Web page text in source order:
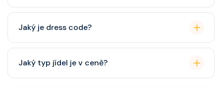
cestovatele, ale děti jsou vítány. K dispozici je dětský
klub (od 3 let).
Jaký je dress code?
někdy "Evening Chic" – doporučeno, ale není nutný
smoking.
Jaký typ jídel je v ceně?